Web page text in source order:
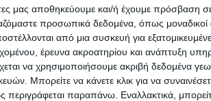
μας αποθηκεύουμε και/ή έχουμε πρόσβαση
προσωπικά δεδομένα, όπως μοναδικοί
από μια συσκευή για
έρευνα ακροατηρίου και ανάπτυξη
να χρησιμοποιήσουμε ακριβή δεδομένα
Μπορείτε να κάνετε κλικ για να
περιγράφεται παραπάνω. Εναλλακτικά,
οργανώσεων για πρακτικές
σαφώς μεγαλύτερης φετινής της
Τα «καλά έξτρα» λείπουν και είναι